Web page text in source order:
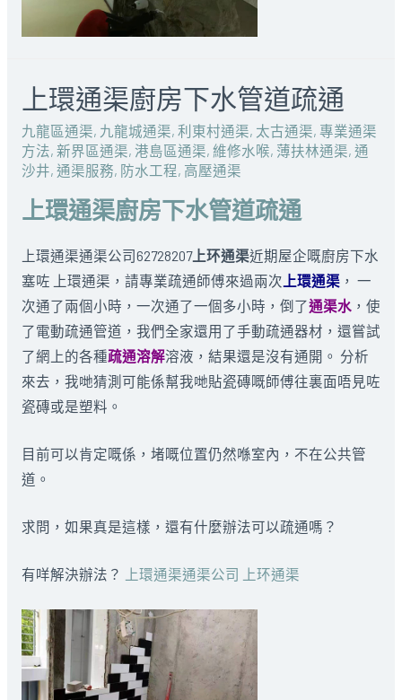
上環通渠廚房下水管道疏通
九龍區通渠, 九龍城通渠, 利東村通渠, 太古通渠, 專業通渠
方法, 新界區通渠, 港島區通渠, 維修水喉, 薄扶林通渠, 通
沙井, 通渠服務, 防水工程, 高壓通渠
上環通渠廚房下水管道疏通
上環通渠通渠公司62728207上环通渠近期屋企嘅廚房下水
塞咗 上環通渠，請專業疏通師傅來過兩次 上環通渠， 一
次通了兩個小時，一次通了一個多小時，倒了通渠水，使
了電動疏通管道，我們全家還用了手動疏通器材，還嘗試
了網上的各種疏通溶解溶液，結果還是沒有通開。 分析
來去，我哋猜測可能係幫我哋貼瓷磚嘅師傅往裏面唔見咗
瓷磚或是塑料。
目前可以肯定嘅係，堵嘅位置仍然喺室內，不在公共管
道。
求問，如果真是這樣，還有什麼辦法可以疏通嗎？
有咩解決辦法？ 上環通渠通渠公司 上环通渠